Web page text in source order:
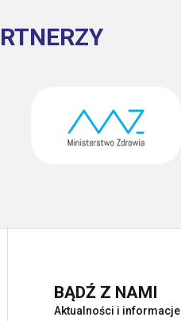
BĄDŹ Z NAMI
Aktualności i informacje